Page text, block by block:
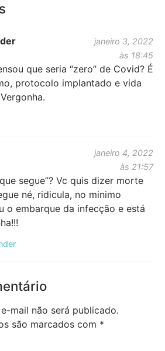
janeiro 3, 2022
às 18:45
que seria “zero” de Covid? É
protocolo implantado e vida
janeiro 4, 2022
às 21:57
segue”? Vc quis dizer morte
né, ridicula, no minimo
o embarque da infecção e está
mail não será publicado.
são marcados com *